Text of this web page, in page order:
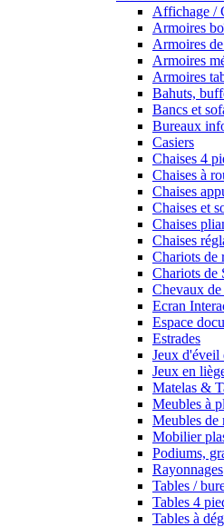
Affichage /
Armoires
Armoires
Armoires
Armoires
Bahuts,
Bancs et
Bureaux
Casiers
Chaises 4
Chaises à
Chaises
Chaises et
Chaises
Chaises
Chariots de
Chariots de
Chevaux de
Ecran
Espace
Estrades
Jeux d'éveil
Jeux en
Matelas &
Meubles à
Meubles de
Mobilier
Podiums,
Rayonnages
Tables /
Tables 4
Tables à